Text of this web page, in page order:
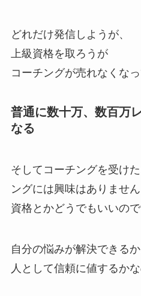
どれだけ発信しようが、
上級資格を取ろうが
コーチングが売れなくな
普通に数十万、数百万
なる
そしてコーチングを受け
ングには興味はありません
資格とかどうでもいいので
自分の悩みが解決できるか
人として信頼に値するかな